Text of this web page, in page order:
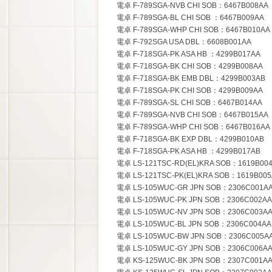
電卓 F-789SGA-NVB CHI SOB：6467B008AA
電卓 F-789SGA-BL CHI SOB ：6467B009AA
電卓 F-789SGA-WHP CHI SOB：6467B010AA
電卓 F-792SGA USA DBL：6608B001AA
電卓 F-718SGA-PK ASA HB ：4299B017AA
電卓 F-718SGA-BK CHI SOB：4299B008AA
電卓 F-718SGA-BK EMB DBL：4299B003AB
電卓 F-718SGA-PK CHI SOB：4299B009AA
電卓 F-789SGA-SL CHI SOB：6467B014AA
電卓 F-789SGA-NVB CHI SOB：6467B015AA
電卓 F-789SGA-WHP CHI SOB：6467B016AA
電卓 F-718SGA-BK EXP DBL：4299B010AB
電卓 F-718SGA-PK ASA HB ：4299B017AB
電卓 LS-121TSC-RD(EL)KRA SOB：
電卓 LS-121TSC-PK(EL)KRA SOB：
電卓 LS-105WUC-GR JPN SOB：
電卓 LS-105WUC-PK JPN SOB：2306C002AA
電卓 LS-105WUC-NV JPN SOB：2306C003AA
電卓 LS-105WUC-BL JPN SOB：2306C004AA
電卓 LS-105WUC-BW JPN SOB：
電卓 LS-105WUC-GY JPN SOB：2306C006AA
電卓 KS-125WUC-BK JPN SOB：2307C001AA